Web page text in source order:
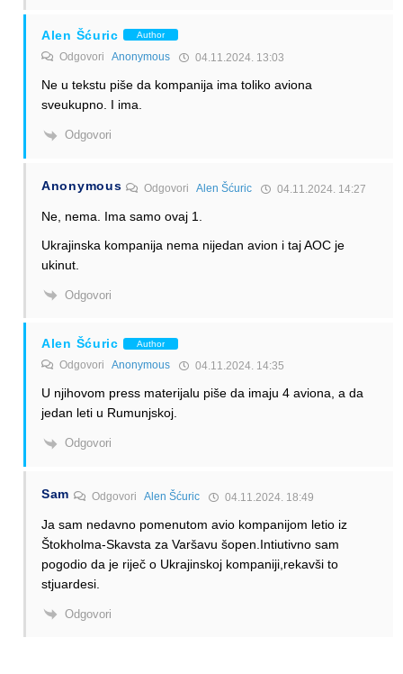
Alen Šćuric Author
Odgovori Anonymous 04.11.2024. 13:03
Ne u tekstu piše da kompanija ima toliko aviona
sveukupno. I ima.
Odgovori
Anonymous OdgovoriAlen Šćuric 04.11.2024. 14:27
Ne, nema. Ima samo ovaj 1.
Ukrajinska kompanija nema nijedan avion i taj AOC je
ukinut.
Odgovori
Alen Šćuric Author
Odgovori Anonymous 04.11.2024. 14:35
U njihovom press materijalu piše da imaju 4 aviona, a da
jedan leti u Rumunjskoj.
Odgovori
Sam OdgovoriAlen Šćuric 04.11.2024. 18:49
Ja sam nedavno pomenutom avio kompanijom letio iz
Štokholma-Skavsta za Varšavu šopen.Intiutivno sam
pogodio da je riječ o Ukrajinskoj kompaniji,rekavši to
stjuardesi.
Odgovori